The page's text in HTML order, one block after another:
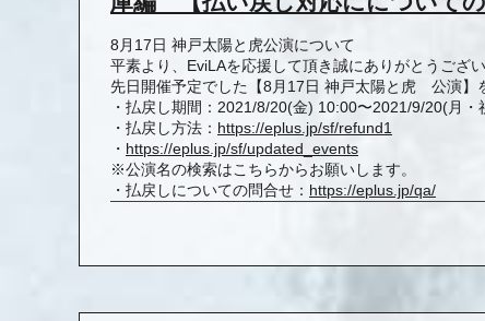
8月17日 神戸太陽と虎公演について
平素より、EviLAを応援して頂き誠にありがとうござい
先日開催予定でした【8月17日 神戸太陽と虎 公演】
・払戻し期間：2021/8/20(金) 10:00〜2021/9/20(月・
・払戻し方法： https://eplus.jp/sf/refund1
・ https://eplus.jp/sf/updated_ events
※公演名の検索はこちらからお願いします。
・払戻しについての問合せ： https://eplus.jp/qa/